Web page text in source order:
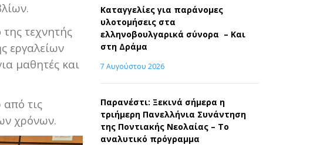
τεχνητής
εργαλείων
μαθητές και
τις
χρόνων.
Καταγγελίες για παράνομες
υλοτομήσεις στα
ελληνοβουλγαρικά σύνορα – Και
στη Δράμα
7 Αυγούστου 2026
Παρανέστι: Ξεκινά σήμερα η
τριήμερη Πανελλήνια Συνάντηση
της Ποντιακής Νεολαίας – Το
αναλυτικό πρόγραμμα